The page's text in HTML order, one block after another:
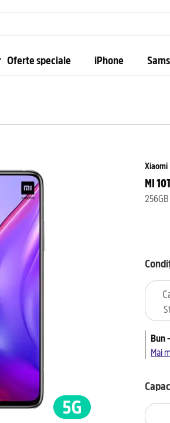
Oferte speciale iPhone
Xiaomi
MI
Bun
Mai